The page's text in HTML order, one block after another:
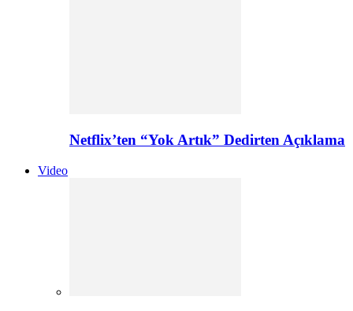
Netflix’ten “Yok Artık” Dedirten Açıklama
Video